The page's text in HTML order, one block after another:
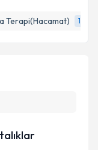
Terapi(Hacamat) 1
belirtilen